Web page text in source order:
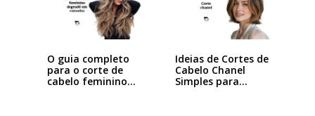
O guia completo
para o corte de
cabelo feminino…
Ideias de Cortes de
Cabelo Chanel
Simples para…